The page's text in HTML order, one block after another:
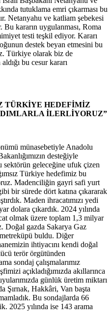
tutuklama emri çıkarması bu
Netanyahu ve katliam şebekesi
kararın uygulanması, Roma
testi teşkil ediyor. Kararı
destek beyan etmesini bu
Türkiye olarak biz de
bu cesur kararı
TÜRKİYE HEDEFİMİZ
İLERLİYORUZ”
münasebetiyle Anadolu
desteğiyle
geleceğine ufuk çizen
Türkiye hedefimiz bu
Madenciliğin gayri safi yurt
bir sürede dört katına çıkararak
Maden ihracatımızı yedi
dolara çıkardık. 2024 yılında
olmak üzere toplam 1,3 milyar
Doğal gazda Sakarya Gaz
buldu. Diğer
ihtiyacını kendi doğal
terör örgütünden
sondaj çalışmalarımız
açıkladığımızda akıllarınca
günlük üretim miktarı
Şırnak, Hakkâri, Van başta
Bu sondajlarda 66
2025 yılında ise 143 arama